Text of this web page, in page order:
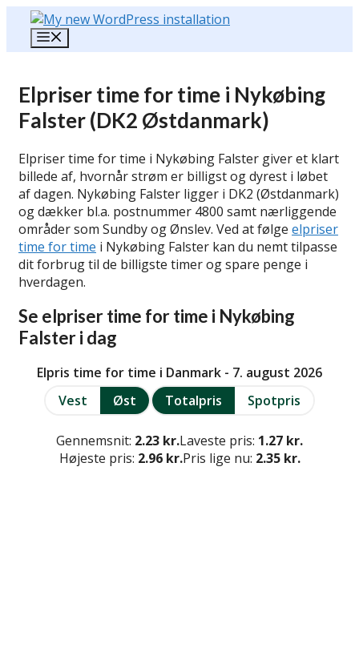
Hop
indhold
Elpriser time for time i Nykøbing
Falster (DK2 Østdanmark)
Elpriser time for time i Nykøbing Falster giver et klart
billede af, hvornår strøm er billigst og dyrest i løbet
af dagen. Nykøbing Falster ligger i DK2 (Østdanmark)
og dækker bl.a. postnummer 4800 samt nærliggende
områder som Sundby og Ønslev. Ved at følge elpriser
time for time i Nykøbing Falster kan du nemt tilpasse
dit forbrug til de billigste timer og spare penge i
hverdagen.
Se elpriser time for time i Nykøbing
Falster i dag
Elpris time for time i Danmark - 7. august 2026
Vest
Øst Totalpris Spotpris
Gennemsnit: 2.23 kr.Laveste pris: 1.27 kr.
Højeste pris: 2.96 kr.Pris lige nu: 2.35 kr.